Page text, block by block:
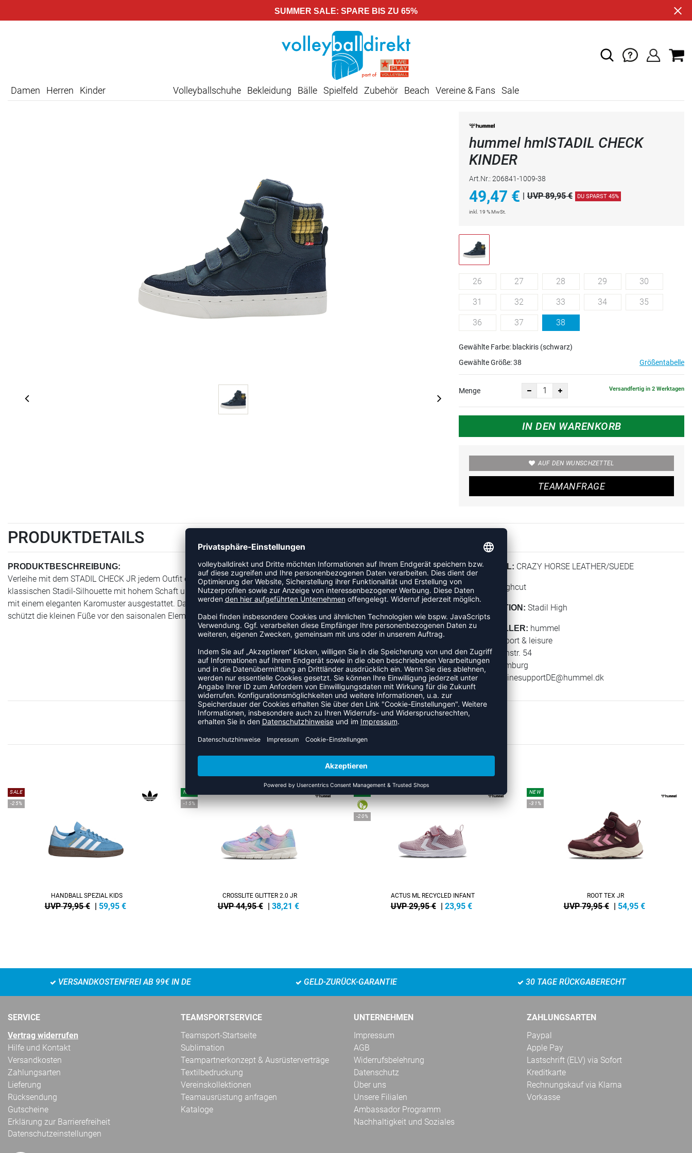
SUMMER SALE: SPARE BIS ZU 65%
Damen Herren Kinder Volleyballschuhe Bekleidung Bälle Spielfeld Zubehör Beach Vereine & Fans Sale
hummel hmlSTADIL CHECK
KINDER
Art.Nr.: 206841-1009-38
49,47 € UVP 89,95 € DU SPARST 45%
inkl. 19 % MwSt.
26 27 28 29 30
31 32 33 34 35
36 37 38
Gewählte Farbe: blackiris (schwarz)
Gewählte Größe:38 Größentabelle
Menge Versandfertig in 2 Werktagen
IN DEN WARENKORB
AUF DEN WUNSCHZETTEL
TEAMANFRAGE
PRODUKTDETAILS
PRODUKTBESCHREIBUNG:
Verleihe mit dem STADIL CHECK JR jedem Outfit ein dezentes, farbenfrohes Muster. Dieser hummel® Sneaker folgt der
klassischen Stadil-Silhouette mit hohem Schaft und Polsterung am Knöchel. Bei diesem Modell ist die Knöchelpolsterung
mit einem eleganten Karomuster ausgestattet. Das Obermaterial dieses Sneakers besteht aus hochwertigem Leder und
schützt die kleinen Füße vor den saisonalen Elementen!
MATERIAL: CRAZY HORSE LEATHER/SUEDE
HÖHE: Highcut
KOLLEKTION: Stadil High
HERSTELLER: hummel
hummel sport & leisure
Leverkusenstr. 54
22761 Hamburg
E-Mail:
onlinesupportDE@hummel.dk
ZULETZT ANGESEHEN
MEHR AUS DER KATEGORIE SNEAKER
SALE
-25%
HANDBALL SPEZIAL KIDS
UVP 79,95 € | 59,95 €
NEW
-15%
CROSSLITE GLITTER 2.0 JR
UVP 44,95 € | 38,21 €
-20%
ACTUS ML RECYCLED INFANT
UVP 29,95 € | 23,95 €
NEW
-31%
ROOT TEX JR
UVP 79,95 € | 54,95 €
VERSANDKOSTENFREI AB 99€ IN DE GELD-ZURÜCK-GARANTIE 30 TAGE RÜCKGABERECHT
SERVICE
Vertrag widerrufen
Hilfe und Kontakt
Versandkosten
Zahlungsarten
Lieferung
Rücksendung
Gutscheine
Erklärung zur Barrierefreiheit
Datenschutzeinstellungen
TEAMSPORTSERVICE
Teamsport-Startseite
Sublimation
Teampartnerkonzept & Ausrüsterverträge
Textilbedruckung
Vereinskollektionen
Teamausrüstung anfragen
Kataloge
UNTERNEHMEN
Impressum
AGB
Widerrufsbelehrung
Datenschutz
Über uns
Unsere Filialen
Ambassador Programm
Nachhaltigkeit und Soziales
ZAHLUNGSARTEN
Paypal
Apple Pay
Lastschrift (ELV) via Sofort
Kreditkarte
Rechnungskauf via Klarna
Vorkasse